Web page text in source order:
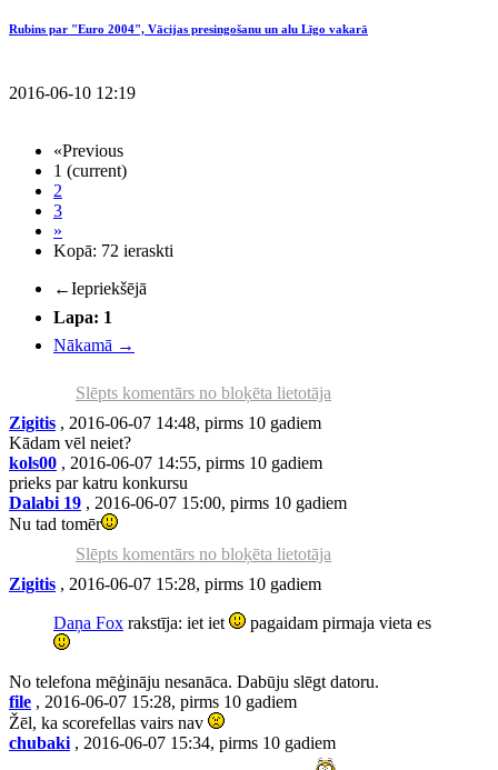
Rubins par "Euro 2004", Vācijas presingošanu un alu Līgo vakarā
2016-06-10 12:19
«Previous
1 (current)
2
3
»
Kopā: 72 ieraskti
←Iepriekšējā
Lapa: 1
Nākamā →
Slēpts komentārs no bloķēta lietotāja
Zigitis , 2016-06-07 14:48, pirms 10 gadiem
Kādam vēl neiet?
kols00 , 2016-06-07 14:55, pirms 10 gadiem
prieks par katru konkursu
Dalabi 19 , 2016-06-07 15:00, pirms 10 gadiem
Nu tad tomēr
Slēpts komentārs no bloķēta lietotāja
Zigitis , 2016-06-07 15:28, pirms 10 gadiem
Daņa Fox rakstīja: iet iet pagaidam pirmaja vieta es
No telefona mēģināju nesanāca. Dabūju slēgt datoru.
file , 2016-06-07 15:28, pirms 10 gadiem
Žēl, ka scorefellas vairs nav
chubaki , 2016-06-07 15:34, pirms 10 gadiem